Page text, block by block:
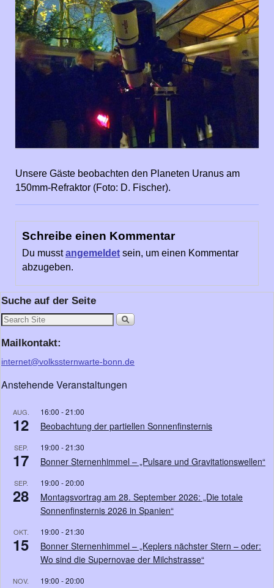
Unsere Gäste beobachten den Planeten Uranus am
150mm-Refraktor (Foto: D. Fischer).
Schreibe einen Kommentar
Du musstangemeldet sein, um einen Kommentar
abzugeben.
Suche auf der Seite
Mailkontakt:
internet@volkssternwarte-bonn.de
Anstehende Veranstaltungen
AUG.
12
16:00 -21:00
Beobachtung der partiellen Sonnenfinsternis
SEP.
17
19:00 -21:30
Bonner Sternenhimmel – „Pulsare und Gravitationswellen“
SEP.
28
19:00 -20:00
Montagsvortrag am 28. September 2026: „Die totale
Sonnenfinsternis 2026 in Spanien“
OKT.
15
19:00 -21:30
Bonner Sternenhimmel – „Keplers nächster Stern – oder:
Wo sind die Supernovae der Milchstrasse“
NOV. 19:00 -20:00